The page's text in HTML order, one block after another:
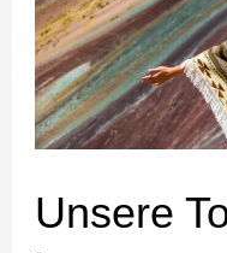
Unsere
Peru